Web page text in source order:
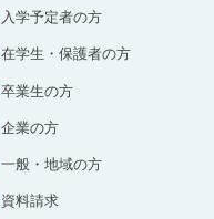
入学予定者の方
在学生・保護者の方
卒業生の方
企業の方
一般・地域の方
資料請求